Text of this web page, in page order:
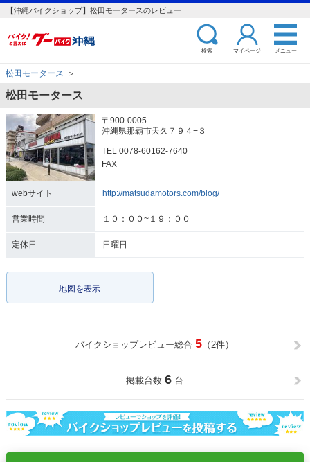
【沖縄バイクショップ】松田モータースのレビュー
検索 マイページ メニュー
松田モータース ＞
松田モータース
〒900-0005
沖縄県那覇市天久７９４−３
TEL 0078-60162-7640
FAX
webサイト http://matsudamotors.com/blog/
営業時間 １０：００~１９：００
定休日 日曜日
地図を表示
バイクショップレビュー総合 5 （2件）
掲載台数 6 台